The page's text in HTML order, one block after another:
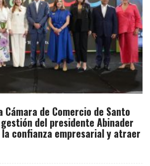
de Comercio de Santo
del presidente Abinader
confianza empresarial y atraer